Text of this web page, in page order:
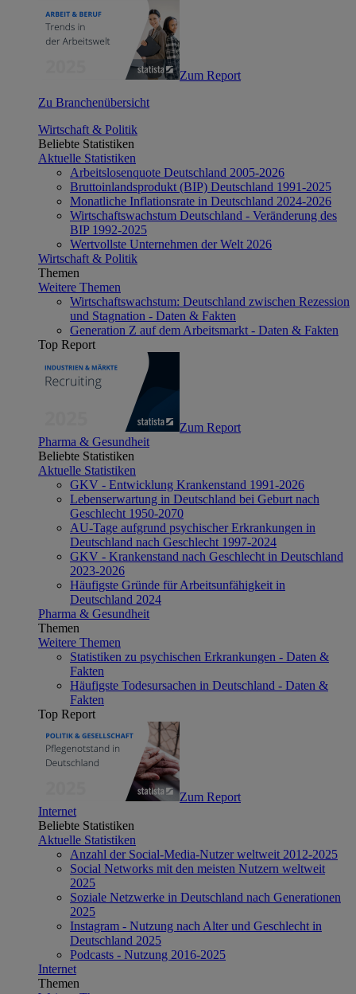
Zum Report
Zu Branchenübersicht
Wirtschaft & Politik
Beliebte Statistiken
Aktuelle Statistiken
Arbeitslosenquote Deutschland 2005-2026
Bruttoinlandsprodukt (BIP) Deutschland 1991-2025
Monatliche Inflationsrate in Deutschland 2024-2026
Wirtschaftswachstum Deutschland - Veränderung des
BIP 1992-2025
Wertvollste Unternehmen der Welt 2026
Wirtschaft & Politik
Themen
Weitere Themen
Wirtschaftswachstum: Deutschland zwischen Rezession
und Stagnation - Daten & Fakten
Generation Z auf dem Arbeitsmarkt - Daten & Fakten
Top Report
Zum Report
Pharma & Gesundheit
Beliebte Statistiken
Aktuelle Statistiken
GKV - Entwicklung Krankenstand 1991-2026
Lebenserwartung in Deutschland bei Geburt nach
Geschlecht 1950-2070
AU-Tage aufgrund psychischer Erkrankungen in
Deutschland nach Geschlecht 1997-2024
GKV - Krankenstand nach Geschlecht in Deutschland
2023-2026
Häufigste Gründe für Arbeitsunfähigkeit in
Deutschland 2024
Pharma & Gesundheit
Themen
Weitere Themen
Statistiken zu psychischen Erkrankungen - Daten &
Fakten
Häufigste Todesursachen in Deutschland - Daten &
Fakten
Top Report
Zum Report
Internet
Beliebte Statistiken
Aktuelle Statistiken
Anzahl der Social-Media-Nutzer weltweit 2012-2025
Social Networks mit den meisten Nutzern weltweit
2025
Soziale Netzwerke in Deutschland nach Generationen
2025
Instagram - Nutzung nach Alter und Geschlecht in
Deutschland 2025
Podcasts - Nutzung 2016-2025
Internet
Themen